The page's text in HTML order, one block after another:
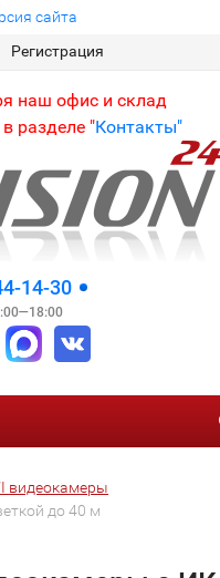
сайта
Регистрация
наш офис и склад
разделе "Контакты"
14-30
видеокамеры
до 40 м